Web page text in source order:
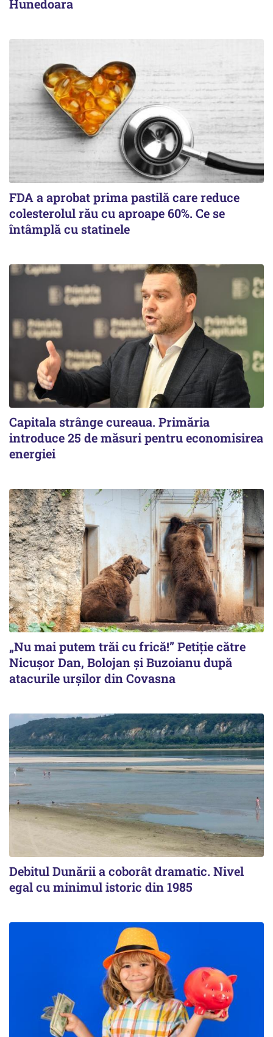
Hunedoara
FDA a aprobat prima pastilă care reduce
colesterolul rău cu aproape 60%. Ce se
întâmplă cu statinele
Capitala strânge cureaua. Primăria
introduce 25 de măsuri pentru economisirea
energiei
„Nu mai putem trăi cu frică!” Petiție către
Nicușor Dan, Bolojan și Buzoianu după
atacurile urșilor din Covasna
Debitul Dunării a coborât dramatic. Nivel
egal cu minimul istoric din 1985